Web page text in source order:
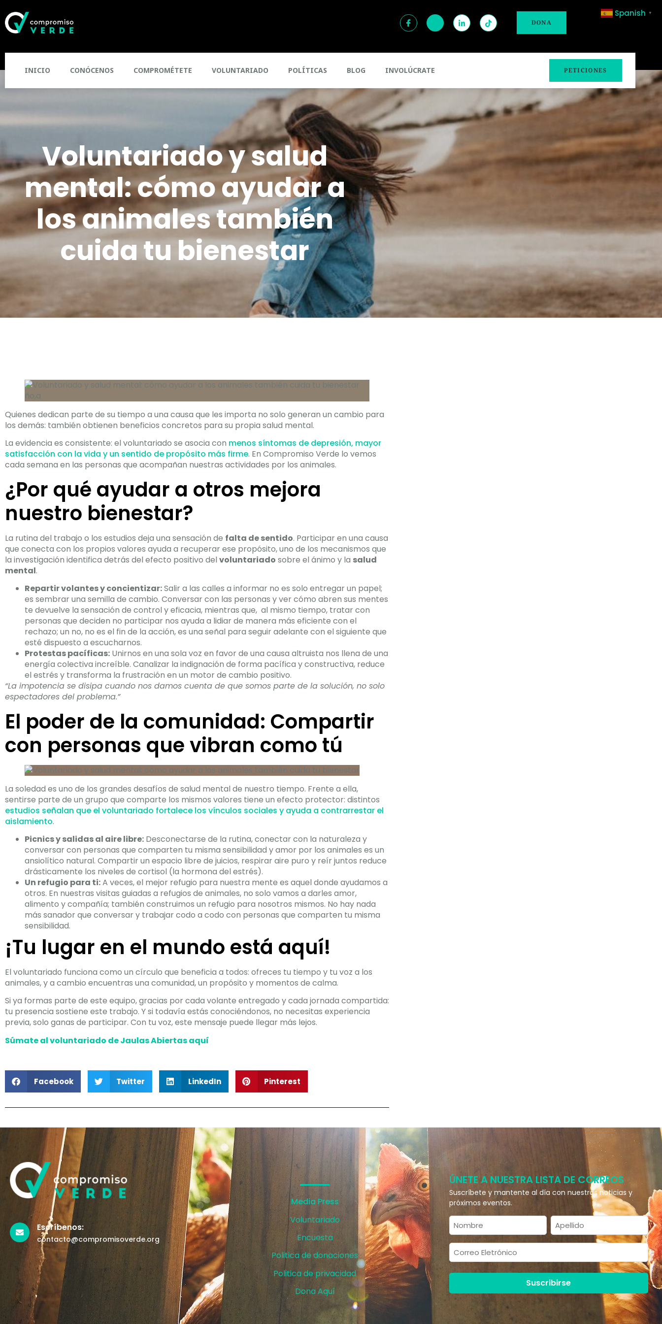
DONA
INICIO CONÓCENOS COMPROMÉTETE VOLUNTARIADO POLÍTICAS BLOG INVOLÚCRATE PETICIONES
Voluntariado y salud
mental: cómo ayudar a
los animales también
cuida tu bienestar
Quienes dedican parte de su tiempo a una causa que les importa no solo generan un cambio para
los demás: también obtienen beneficios concretos para su propia salud mental.
La evidencia es consistente: el voluntariado se asocia con menos síntomas de depresión, mayor
satisfacción con la vida y un sentido de propósito más firme. En Compromiso Verde lo vemos
cada semana en las personas que acompañan nuestras actividades por los animales.
¿Por qué ayudar a otros mejora
nuestro bienestar?
La rutina del trabajo o los estudios deja una sensación de falta de sentido. Participar en una causa
que conecta con los propios valores ayuda a recuperar ese propósito, uno de los mecanismos que
la investigación identifica detrás del efecto positivo del voluntariado sobre el ánimo y la salud
mental.
Repartir volantes y concientizar:Salir a las calles a informar no es solo entregar un papel;
es sembrar una semilla de cambio. Conversar con las personas y ver cómo abren sus mentes
te devuelve la sensación de control y eficacia, mientras que, al mismo tiempo, tratar con
personas que deciden no participar nos ayuda a lidiar de manera más eficiente con el
rechazo; un no, no es el fin de la acción, es una señal para seguir adelante con el siguiente que
esté dispuesto a escucharnos.
Protestas pacíficas: Unirnos en una sola voz en favor de una causa altruista nos llena de una
energía colectiva increíble. Canalizar la indignación de forma pacífica y constructiva, reduce
el estrés y transforma la frustración en un motor de cambio positivo.
“La impotencia se disipa cuando nos damos cuenta de que somos parte de la solución, no solo
espectadores del problema.”
El poder de la comunidad: Compartir
con personas que vibran como tú
La soledad es uno de los grandes desafíos de salud mental de nuestro tiempo. Frente a ella,
sentirse parte de un grupo que comparte los mismos valores tiene un efecto protector: distintos
estudios señalan que el voluntariado fortalece los vínculos sociales y ayuda a contrarrestar el
aislamiento.
Picnics y salidas al aire libre: Desconectarse de la rutina, conectar con la naturaleza y
conversar con personas que comparten tu misma sensibilidad y amor por los animales es un
ansiolítico natural. Compartir un espacio libre de juicios, respirar aire puro y reír juntos reduce
drásticamente los niveles de cortisol (la hormona del estrés).
Un refugio para ti:A veces, el mejor refugio para nuestra mente es aquel donde ayudamos a
otros. En nuestras visitas guiadas a refugios de animales, no solo vamos a darles amor,
alimento y compañía; también construimos un refugio para nosotros mismos. No hay nada
más sanador que conversar y trabajar codo a codo con personas que comparten tu misma
sensibilidad.
¡Tu lugar en el mundo está aquí!
El voluntariado funciona como un círculo que beneficia a todos: ofreces tu tiempo y tu voz a los
animales, y a cambio encuentras una comunidad, un propósito y momentos de calma.
Si ya formas parte de este equipo, gracias por cada volante entregado y cada jornada compartida:
tu presencia sostiene este trabajo. Y si todavía estás conociéndonos, no necesitas experiencia
previa, solo ganas de participar. Con tu voz, este mensaje puede llegar más lejos.
Súmate al voluntariado de Jaulas Abiertas aquí
Facebook Twitter LinkedIn Pinterest
Escríbenos:
contacto@compromisoverde.org
Media Press
Voluntariado
Encuesta
Politica de donaciones
Politica de privacidad
Dona Aquí
ÚNETE A NUESTRA LISTA DE CORREOS
Suscríbete y mantente al día con nuestras noticias y
próximos eventos.
Spanish ▼